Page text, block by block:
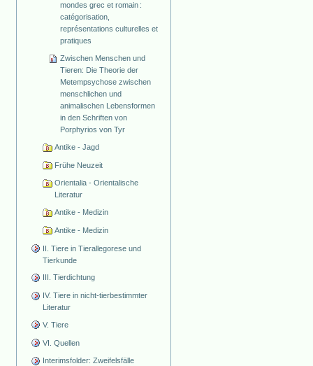
mondes grec et romain :
catégorisation,
représentations culturelles et
pratiques
Zwischen Menschen und
Tieren: Die Theorie der
Metempsychose zwischen
menschlichen und
animalischen Lebensformen
in den Schriften von
Porphyrios von Tyr
Antike - Jagd
Frühe Neuzeit
Orientalia - Orientalische
Literatur
Antike - Medizin
Antike - Medizin
II. Tiere in Tierallegorese und
Tierkunde
III. Tierdichtung
IV. Tiere in nicht-tierbestimmter
Literatur
V. Tiere
VI. Quellen
Interimsfolder: Zweifelsfälle